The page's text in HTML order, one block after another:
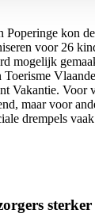
kon
voor 26
mogelijk
Vakantie. Voor
maar voor
drempels